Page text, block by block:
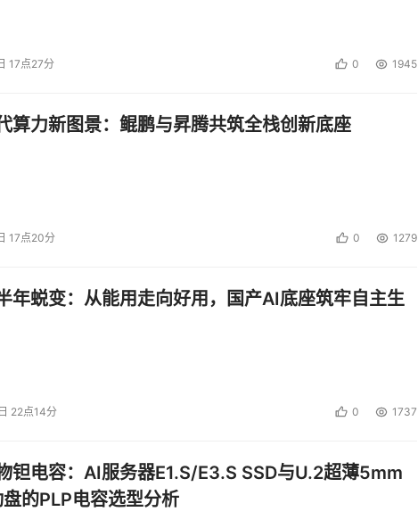
建议。
17点27分 0 1945
算力新图景：鲲鹏与昇腾共筑全栈创新底座
17点20分 0 1279
年蜕变：从能用走向好用，国产AI底座筑牢自主生
22点14分 0 1737
钽电容：AI服务器E1.S/E3.S SSD与U.2超薄5mm
的PLP电容选型分析